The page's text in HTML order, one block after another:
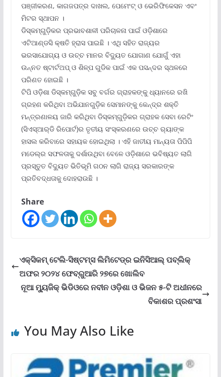
ପଞ୍ଜୀକରଣ, କାଗଜପତ୍ର ଦାଖଲ, ପେମେଂଟ୍ ଓ ଭେରିଫିକେସନ ଏବଂ
ମିଟର ସ୍ଥାପନ ।
ଡିସ୍‌କମ୍‌ଗୁଡ଼ିକର ପ୍ରଭାବଶାଳୀ ପରିଚାଳନା ପାଇଁ ଓଡ଼ିଶାରେ
ଏଟିଆଣ୍ଡସି କ୍ଷତି ହ୍ରାସ ପାଇଛି । ଏଥି ସହିତ ରାଜ୍ୟର
ଭରସାଯୋଗ୍ୟ ଓ ଉଚ୍ଚ ମାନର ବିଦ୍ୟୁତ ଯୋଗାଣ ଯୋଗୁଁ ଏହା
ଉନ୍ନତ ଷ୍ଟାର୍ଟଅପ୍ ଓ ଶିଳ୍ପ ଗୁଡିକ ପାଇଁ ଏକ ପସନ୍ଦର ସ୍ଥଳରେ
ପରିଣତ ହୋଇଛି ।
ଟିପି ଓଡ଼ିଶା ଡିସ୍‌କମ୍‌ଗୁଡ଼ିକ ସବୁ ବର୍ଗର ଗ୍ରାହକଙ୍କୁ ଧ୍ୟାନରେ ରଖି
ଗ୍ରହଣ କରିଥିବା ଅଭିଯାନଗୁଡ଼ିକ ସେମାନଙ୍କୁ କେନ୍ଦ୍ର ଶକ୍ତି
ମନ୍ତ୍ରଣାଳୟ ଜାରି କରିଥିବା ଡିସ୍‌କମ୍‌ଗୁଡ଼ିକର ଗ୍ରାହକ ସେବା ରେଟିଂ
(ସିଏସ୍‌ଆର୍‌ଡି ରିପୋର୍ଟ)ର ତୃତୀୟ ସଂସ୍କରଣରେ ଉଚ୍ଚ ର‌୍ୟାଙ୍କ
ହାସଲ କରିବାରେ ସହାୟକ ହୋଇଥିଲା । ଏହି ଜାତୀୟ ମାନ୍ୟତା ପିପିପି
ମଡେଲ୍‌ର ସଫଳତାକୁ ଦର୍ଶାଉଥିବା ବେଳେ ଓଡ଼ିଶାରେ ଭବିଷ୍ୟତ ଲାଗି
ପ୍ରସ୍ତୁତ ବିଦ୍ୟୁତ ଭିତିଭୂମି ଗଠନ ଲାଗି ରାଜ୍ୟ ସରକାରଙ୍କ
ପ୍ରତିବଦ୍ଧତାକୁ ଦୋହରାଉଛି ।
Share
ଏକ୍ସିକମ୍ ଟେଲି-ସିଷ୍ଟମ୍‌ସ ଲିମିଟେଡ୍‌ର ଇନିସିଆଲ୍ ପବ୍ଲିକ୍
ଅଫର ୨୦୨୪ ଫେବ୍ରୁଆରି ୨୭ରେ ଖୋଲିବ
ନୂଆ ମ୍ୟୁଜିକ୍ ଭିଡିଓରେ ନବୀନ ଓଡ଼ିଶା ଓ ଭିଜନ ୫-ଟି ଅଧୀନରେ
ବିକାଶର ପ୍ରଶଂସା
You May Also Like